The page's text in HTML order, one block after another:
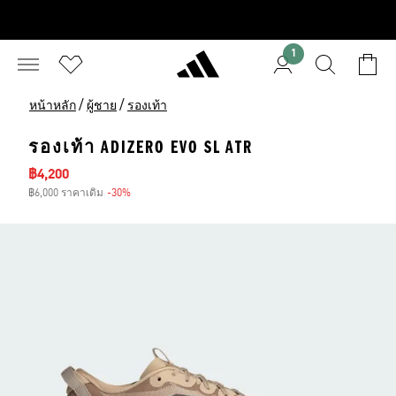
1
หน้าหลัก / ผู้ชาย / รองเท้า
รองเท้า ADIZERO EVO SL ATR
ราคาลด
฿4,200
฿6,000 ราคาเดิม -30%